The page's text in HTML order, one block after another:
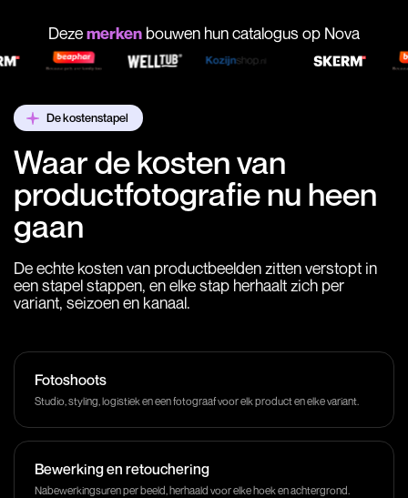
Dezemerken bouwen hun catalogus op Nova
De kostenstapel
Waar de kosten van
productfotografie nu heen
gaan
De echte kosten van productbeelden zitten verstopt in
een stapel stappen, en elke stap herhaalt zich per
variant, seizoen en kanaal.
Fotoshoots
Studio, styling, logistiek en een fotograaf voor elk product en elke variant.
Bewerking en retouchering
Nabewerkingsuren per beeld, herhaald voor elke hoek en achtergrond.